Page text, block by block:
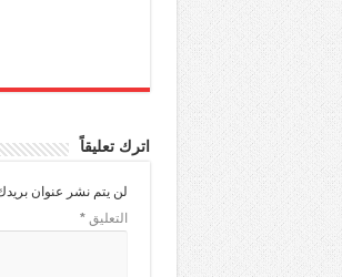
اترك تعليقاً
لن يتم نشر عنوان
التعليق*